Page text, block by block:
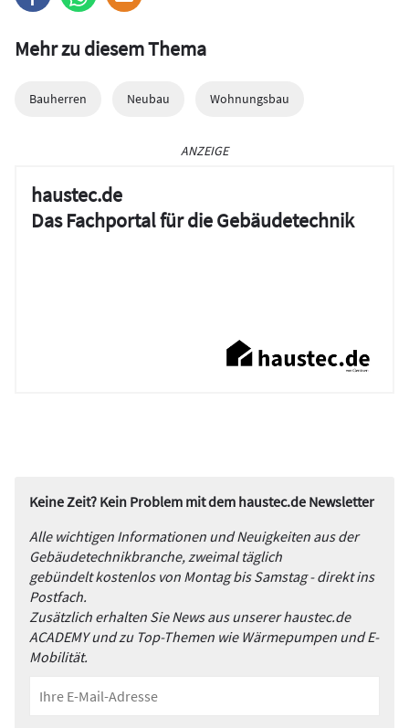
Mehr zu diesem Thema
Bauherren Neubau Wohnungsbau
ANZEIGE
haustec.de
Das Fachportal für die Gebäudetechnik
Keine Zeit? Kein Problem mit dem haustec.de Newsletter
Alle wichtigen Informationen und Neuigkeiten aus der
Gebäudetechnikbranche, zweimal täglich
gebündelt kostenlos von Montag bis Samstag - direkt ins
Postfach.
Zusätzlich erhalten Sie News aus unserer haustec.de
ACADEMY und zu Top-Themen wie Wärmepumpen und E-
Mobilität.